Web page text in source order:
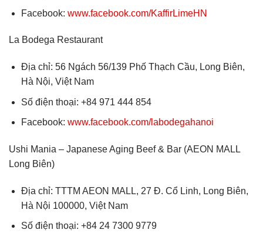
Facebook: www.facebook.com/KaffirLimeHN
La Bodega Restaurant
Địa chỉ: 56 Ngách 56/139 Phố Thạch Cầu, Long Biên,
Hà Nội, Việt Nam
Số điện thoại: +84 971 444 854
Facebook: www.facebook.com/labodegahanoi
Ushi Mania – Japanese Aging Beef & Bar (AEON MALL
Long Biên)
Địa chỉ: TTTM AEON MALL, 27 Đ. Cổ Linh, Long Biên,
Hà Nội 100000, Việt Nam
Số điện thoại: +84 24 7300 9779